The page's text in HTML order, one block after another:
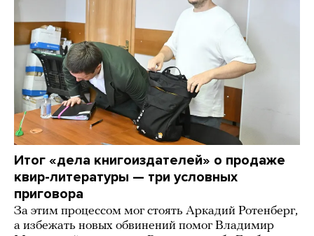
Итог «дела книгоиздателей» о продаже
квир-литературы — три условных
приговора
За этим процессом мог стоять Аркадий Ротенберг,
а избежать новых обвинений помог Владимир